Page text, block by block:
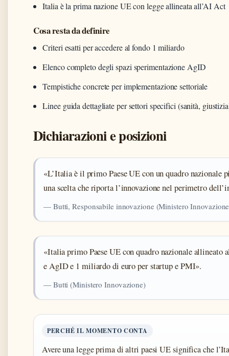
Italia è la prima nazione UE con legge allineata all’AI Act
Cosa resta da definire
Criteri esatti per accedere al fondo 1 miliardo
Elenco completo degli spazi sperimentazione AgID
Tempistiche concrete per implementazione settoriale
Linee guida dettagliate per settori specifici (sanità,
Dichiarazioni e posizioni
«L’Italia è il primo Paese UE con un quadro nazionale
una scelta che riporta l’innovazione nel perimetro
— Butti, Responsabile innovazione (Ministero
«Italia primo Paese UE con quadro nazionale allineato
e AgID e 1 miliardo di euro per startup e PMI».
— Butti (Ministero Innovazione)
PERCHÉ IL MOMENTO CONTA
Avere una legge prima di altri paesi UE significa che